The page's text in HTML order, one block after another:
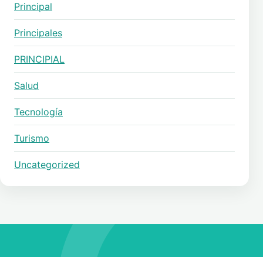
Principal
Principales
PRINCIPIAL
Salud
Tecnología
Turismo
Uncategorized